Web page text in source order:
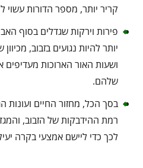
קריר יותר, מספר הדורות עשוי
פירות וירקות שגדלים בסוף
יותר להיות נגועים בזבוב,
ושעות האור הארוכות מעדיפים
שלהם.
בסך הכל, מחזור החיים ועונות
רמת ההידבקות של הזבוב,
לכך כדי ליישם אמצעי בקרה